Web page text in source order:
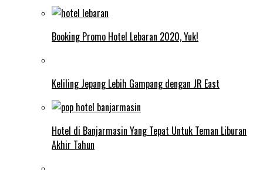
Booking Promo Hotel Lebaran 2020, Yuk!
Keliling Jepang Lebih Gampang dengan JR East
Hotel di Banjarmasin Yang Tepat Untuk Teman Liburan
Akhir Tahun